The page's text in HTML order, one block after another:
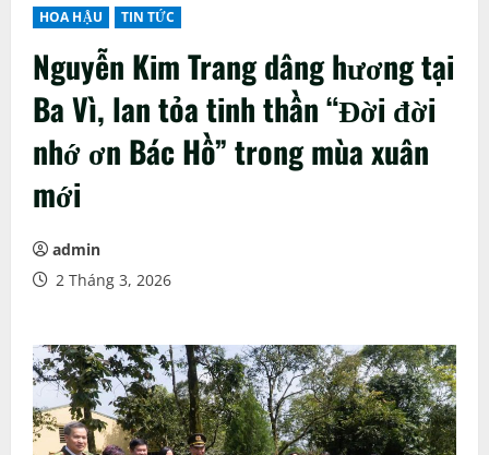
HOA HẬU TIN TỨC
Nguyễn Kim Trang dâng hương tại
Ba Vì, lan tỏa tinh thần “Đời đời
nhớ ơn Bác Hồ” trong mùa xuân
mới
admin
2 Tháng 3, 2026